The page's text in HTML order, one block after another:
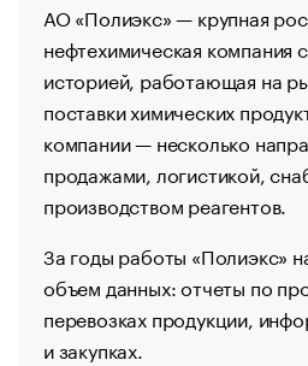
АО «Полиэкс» — крупная
нефтехимическая компания
историей, работающая на
поставки химических
компании — несколько
продажами, логистикой,
производством реагентов.
За годы работы «Полиэкс»
объем данных: отчеты по
перевозках продукции,
и закупках.